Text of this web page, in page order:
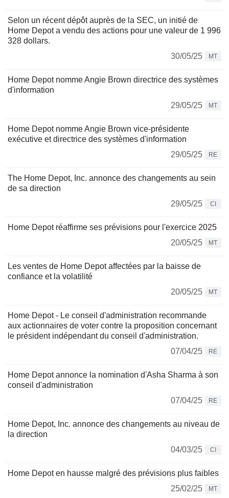
Selon un récent dépôt auprès de la SEC, un initié de
Home Depot a vendu des actions pour une valeur de 1 996
328 dollars.
30/05/25
MT
Home Depot nomme Angie Brown directrice des systèmes
d'information
29/05/25
MT
Home Depot nomme Angie Brown vice-présidente
exécutive et directrice des systèmes d'information
29/05/25
RE
The Home Depot, Inc. annonce des changements au sein
de sa direction
29/05/25
CI
Home Depot réaffirme ses prévisions pour l'exercice 2025
20/05/25
MT
Les ventes de Home Depot affectées par la baisse de
confiance et la volatilité
20/05/25
MT
Home Depot - Le conseil d'administration recommande
aux actionnaires de voter contre la proposition concernant
le président indépendant du conseil d'administration.
07/04/25
RE
Home Depot annonce la nomination d'Asha Sharma à son
conseil d'administration
07/04/25
RE
Home Depot, Inc. annonce des changements au niveau de
la direction
04/03/25
CI
Home Depot en hausse malgré des prévisions plus faibles
25/02/25
MT